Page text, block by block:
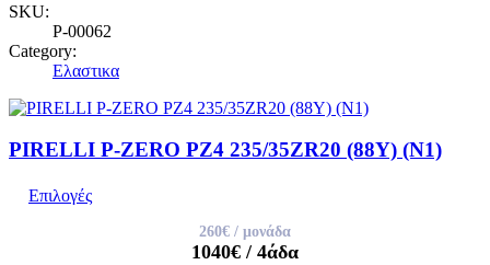
SKU:
P-00062
Category:
Ελαστικα
PIRELLI P-ZERO PZ4 235/35ZR20 (88Y) (N1)
Επιλογές
260€ / μονάδα
1040€ / 4άδα